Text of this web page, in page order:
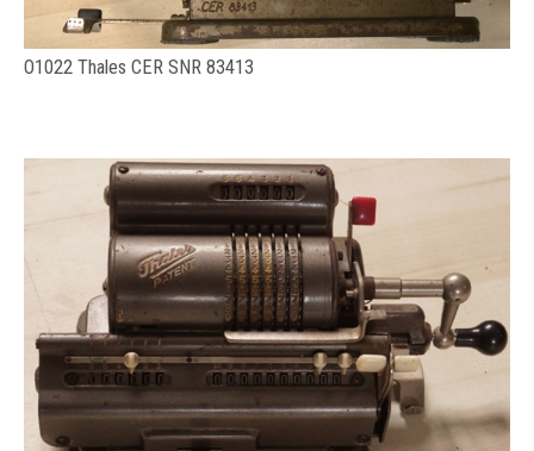
O1022 Thales CER SNR 83413